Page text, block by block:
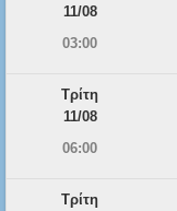
11/08
03:00
Τρίτη
11/08
06:00
Τρίτη